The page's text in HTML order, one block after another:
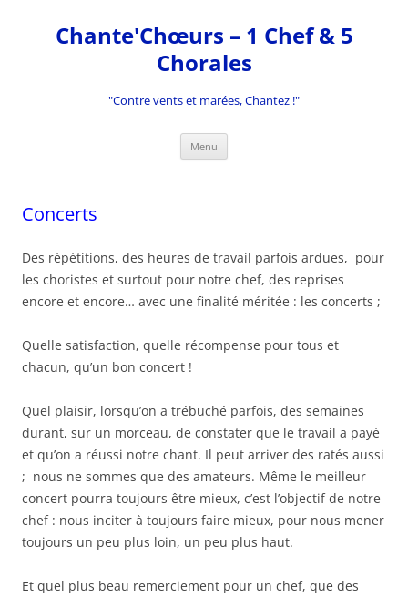
contenuChante'Chœurs – 1 Chef & 5
Chorales
"Contre vents et marées, Chantez !"
Menu
Concerts
Des répétitions, des heures de travail parfois ardues, pour
les choristes et surtout pour notre chef, des reprises
encore et encore… avec une finalité méritée : les concerts ;
Quelle satisfaction, quelle récompense pour tous et
chacun, qu’un bon concert !
Quel plaisir, lorsqu’on a trébuché parfois, des semaines
durant, sur un morceau, de constater que le travail a payé
et qu’on a réussi notre chant. Il peut arriver des ratés aussi
; nous ne sommes que des amateurs. Même le meilleur
concert pourra toujours être mieux, c’est l’objectif de notre
chef : nous inciter à toujours faire mieux, pour nous mener
toujours un peu plus loin, un peu plus haut.
Et quel plus beau remerciement pour un chef, que des